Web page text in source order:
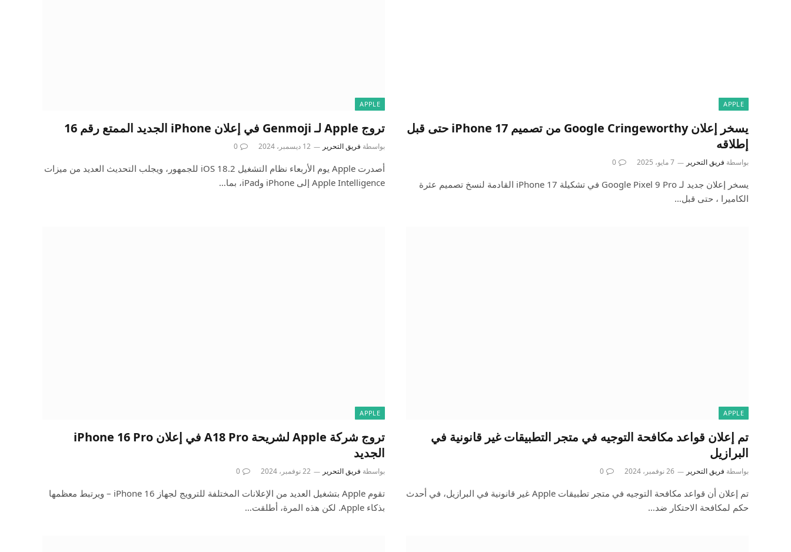
APPLE
يسخر إعلان Google Cringeworthy من تصميم iPhone 17 حتى قبل
إطلاقه
بواسطة فريق التحرير 7 مايو، 2025 0
يسخر إعلان جديد لـ Google Pixel 9 Pro في تشكيلة iPhone 17 القادمة لنسخ تصميم عثرة
الكاميرا ، حتى قبل…
APPLE
تروج Apple لـ Genmoji في إعلان iPhone الجديد الممتع رقم 16
بواسطة فريق التحرير 12 ديسمبر، 2024 0
أصدرت Apple يوم الأربعاء نظام التشغيل iOS 18.2 للجمهور، ويجلب التحديث العديد من ميزات
Apple Intelligence إلى iPhone وiPad، بما…
APPLE
تم إعلان قواعد مكافحة التوجيه في متجر التطبيقات غير قانونية في
البرازيل
بواسطة فريق التحرير 26 نوفمبر، 2024 0
تم إعلان أن قواعد مكافحة التوجيه في متجر تطبيقات Apple غير قانونية في البرازيل، في أحدث
حكم لمكافحة الاحتكار ضد…
APPLE
تروج شركة Apple لشريحة A18 Pro في إعلان iPhone 16 Pro
الجديد
بواسطة فريق التحرير 22 نوفمبر، 2024 0
تقوم Apple بتشغيل العديد من الإعلانات المختلفة للترويج لجهاز iPhone 16 – ويرتبط معظمها
بذكاء Apple. لكن هذه المرة، أطلقت…